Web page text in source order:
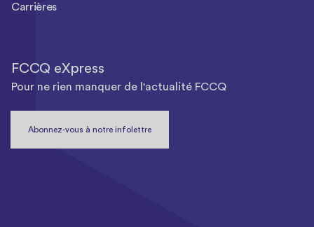
Carrières
FCCQ eXpress
Pour ne rien manquer de l'actualité FCCQ
Abonnez-vous à notre infolettre